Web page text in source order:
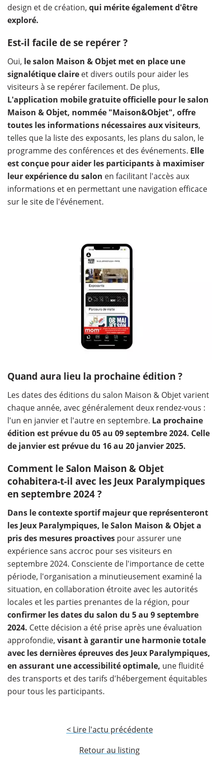
design et de création, qui mérite également d'être
exploré.
Est-il facile de se repérer ?
Oui, le salon Maison & Objet met en place une
signalétique claire et divers outils pour aider les
visiteurs à se repérer facilement. De plus,
L'application mobile gratuite officielle pour le salon
Maison & Objet, nommée "Maison&Objet", offre
toutes les informations nécessaires aux visiteurs,
telles que la liste des exposants, les plans du salon, le
programme des conférences et des événements. Elle
est conçue pour aider les participants à maximiser
leur expérience du salon en facilitant l'accès aux
informations et en permettant une navigation efficace
sur le site de l'événement.
Quand aura lieu la prochaine édition ?
Les dates des éditions du salon Maison & Objet varient
chaque année, avec généralement deux rendez-vous :
l'un en janvier et l'autre en septembre. La prochaine
édition est prévue du 05 au 09 septembre 2024. Celle
de janvier est prévue du 16 au 20 janvier 2025.
Comment le Salon Maison & Objet
cohabitera-t-il avec les Jeux Paralympiques
en septembre 2024 ?
Dans le contexte sportif majeur que représenteront
les Jeux Paralympiques, le Salon Maison & Objet a
pris des mesures proactives pour assurer une
expérience sans accroc pour ses visiteurs en
septembre 2024. Consciente de l'importance de cette
période, l'organisation a minutieusement examiné la
situation, en collaboration étroite avec les autorités
locales et les parties prenantes de la région, pour
confirmer les dates du salon du 5 au 9 septembre
2024. Cette décision a été prise après une évaluation
approfondie, visant à garantir une harmonie totale
avec les dernières épreuves des Jeux Paralympiques,
en assurant une accessibilité optimale, une fluidité
des transports et des tarifs d'hébergement équitables
pour tous les participants.
< Lire l'actu précédente
Retour au listing